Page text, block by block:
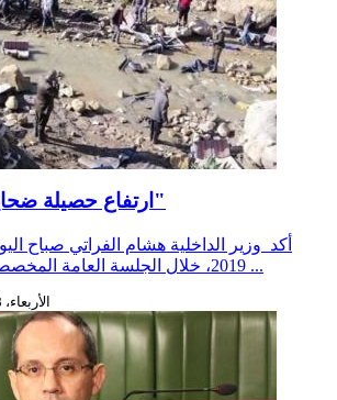
ارتفاع حصيلة ضحايا "فاجعة عمدون"
2019، خلال الجلسة العامة المخصصة للحوار مع عدد من ...
الأربعاء، 18 ديسمبر، 2019 - 11:03